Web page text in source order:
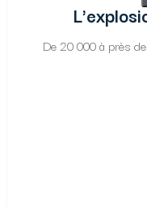
De 20 000 à près